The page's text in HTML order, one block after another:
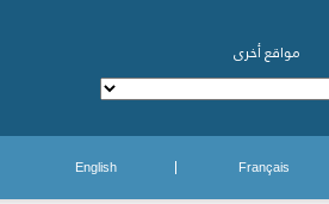
مواقع أخرى
Français
English